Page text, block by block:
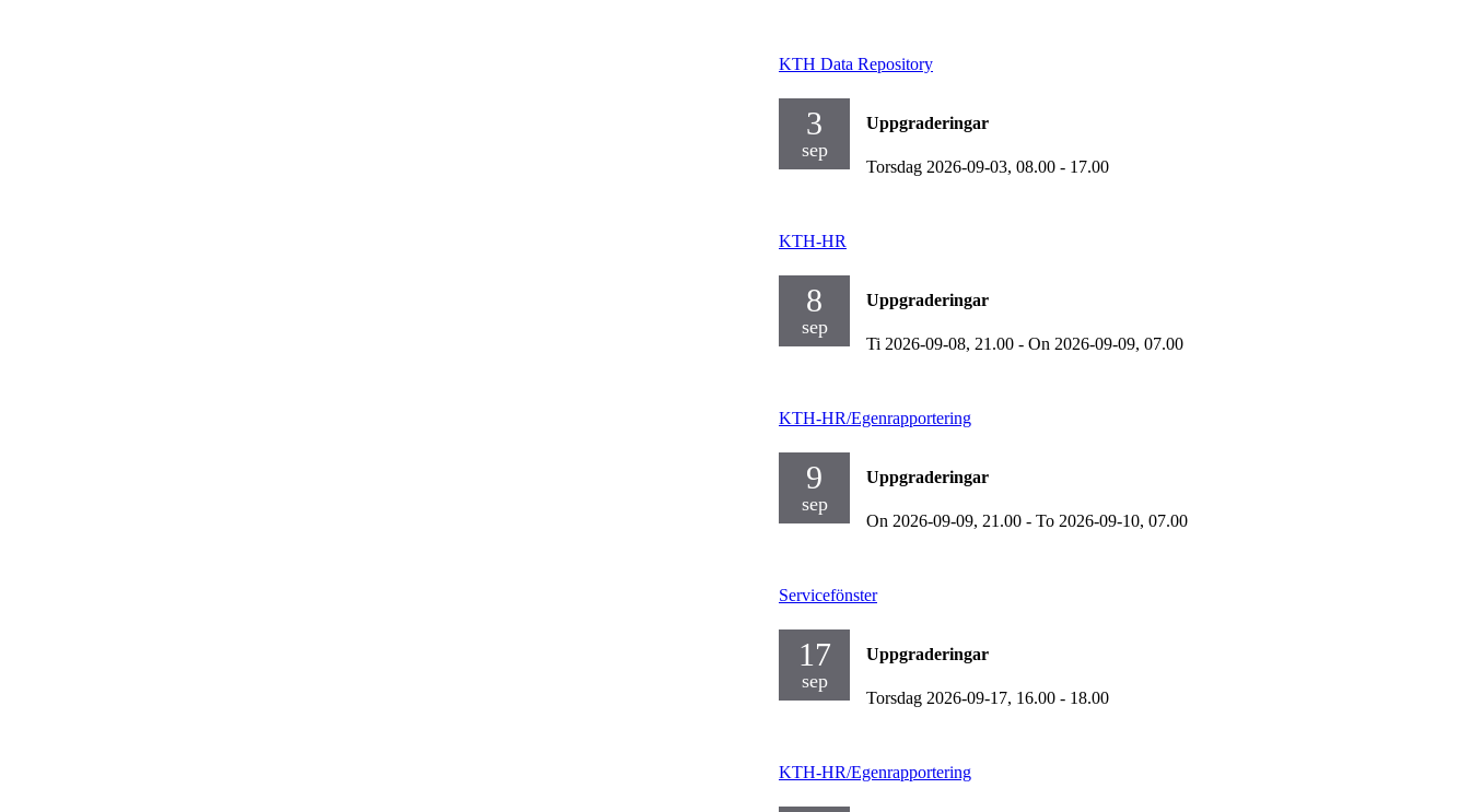
KTH Data Repository
3
sep
Uppgraderingar
Torsdag 2026-09-03, 08.00 - 17.00
KTH-HR
8
sep
Uppgraderingar
Ti 2026-09-08, 21.00 - On 2026-09-09, 07.00
KTH-HR/Egenrapportering
9
sep
Uppgraderingar
On 2026-09-09, 21.00 - To 2026-09-10, 07.00
Servicefönster
17
sep
Uppgraderingar
Torsdag 2026-09-17, 16.00 - 18.00
KTH-HR/Egenrapportering